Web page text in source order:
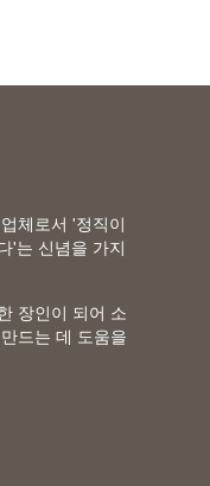
체로서 '정직이
'는 신념을 가지
장인이 되어 소
드는 데 도움을